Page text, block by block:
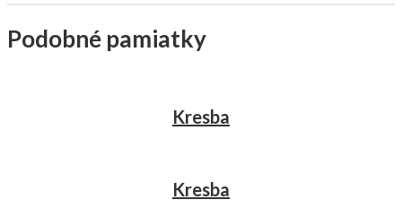
Podobné pamiatky
Kresba
Kresba